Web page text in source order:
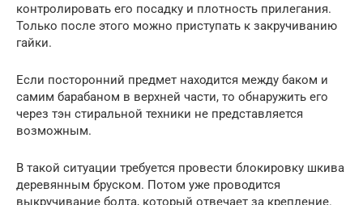
контролировать его посадку и плотность прилегания.
Только после этого можно приступать к закручиванию
гайки.
Если посторонний предмет находится между баком и
самим барабаном в верхней части, то обнаружить его
через тэн стиральной техники не представляется
возможным.
В такой ситуации требуется провести блокировку шкива
деревянным бруском. Потом уже проводится
выкручивание болта, который отвечает за крепление.